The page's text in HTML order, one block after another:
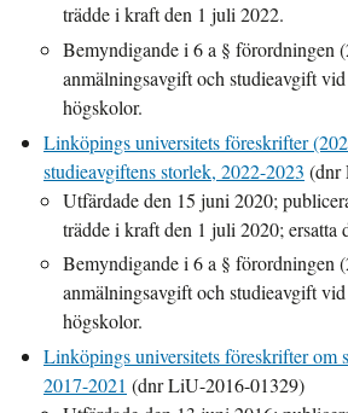
trädde i kraft den 1 juli 2022.
Bemyndigande i 6 a § förordningen
anmälningsavgift och studieavgift
högskolor.
Linköpings universitets föreskrifter
studieavgiftens storlek, 2022-2023 (dnr
Utfärdade den 15 juni 2020;
trädde i kraft den 1 juli 2020; ersatta
Bemyndigande i 6 a § förordningen
anmälningsavgift och studieavgift
högskolor.
Linköpings universitets föreskrifter om
2017-2021 (dnr LiU-2016-01329)